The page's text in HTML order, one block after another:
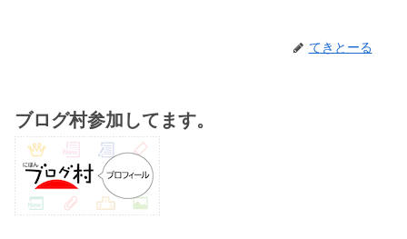
てきとーる
ブログ村参加してます。